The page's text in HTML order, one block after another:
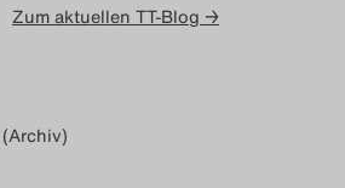
Zum aktuellen TT-Blog →